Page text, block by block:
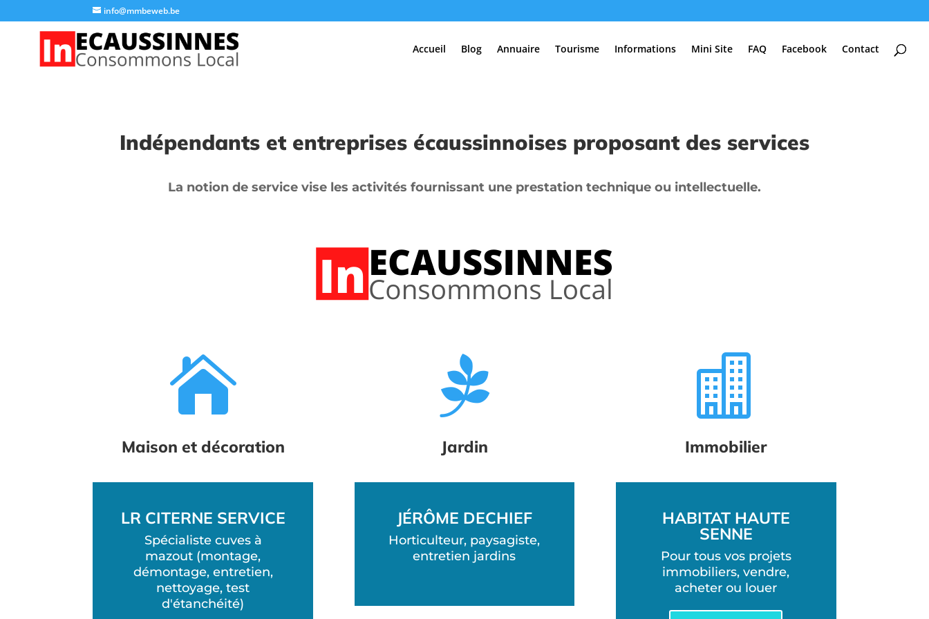
info@mmbeweb.be
Accueil Blog Annuaire Tourisme Informations Mini Site FAQ Facebook Contact
Indépendants et entreprises écaussinnoises proposant des services
La notion de service vise les activités fournissant une prestation technique ou intellectuelle.

Maison et décoration
LR CITERNE SERVICE
Spécialiste cuves à
mazout (montage,
démontage, entretien,
nettoyage, test
d'étanchéité)

Jardin
JÉRÔME DECHIEF
Horticulteur, paysagiste,
entretien jardins

Immobilier
HABITAT HAUTE
SENNE
Pour tous vos projets
immobiliers, vendre,
acheter ou louer